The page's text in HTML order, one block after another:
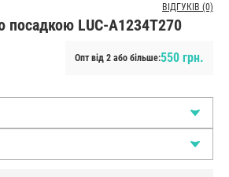
ВІДГУКІВ (0)
посадкою LUC-A1234T270
Опт від 2 або більше:550 грн.